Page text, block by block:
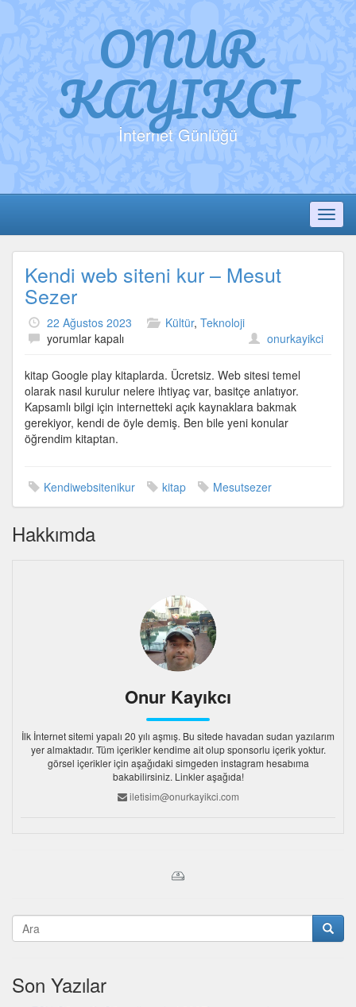
ONUR
KAYIKCI
İnternet Günlüğü
Kendi web siteni kur – Mesut
Sezer
22 Ağustos 2023 Kültür, Teknoloji
Kendi
siteni
kur
–
Mesut
Sezer
yorumlar kapalı onurkayikci
kitap Google play kitaplarda. Ücretsiz. Web sitesi temel
olarak nasıl kurulur nelere ihtiyaç var, basitçe anlatıyor.
Kapsamlı bilgi için internetteki açık kaynaklara bakmak
gerekiyor, kendi de öyle demiş. Ben bile yeni konular
öğrendim kitaptan.
Kendiwebsitenikur kitap Mesutsezer
Hakkımda
Onur Kayıkcı
İlk İnternet sitemi yapalı 20 yılı aşmış. Bu sitede havadan sudan yazılarım
yer almaktadır. Tüm içerikler kendime ait olup sponsorlu içerik yoktur.
görsel içerikler için aşağıdaki simgeden instagram hesabıma
bakabilirsiniz. Linkler aşağıda!
iletisim@onurkayikci.com
Son Yazılar